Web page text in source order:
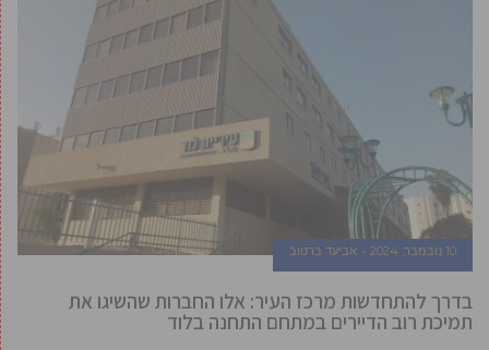
10 נובמבר, 2024 אביעד ברטוב
בדרך להתחדשות מרכז העיר: אלו החברות שהשיגו את
תמיכת רוב הדיירים במתחם התחנה בלוד